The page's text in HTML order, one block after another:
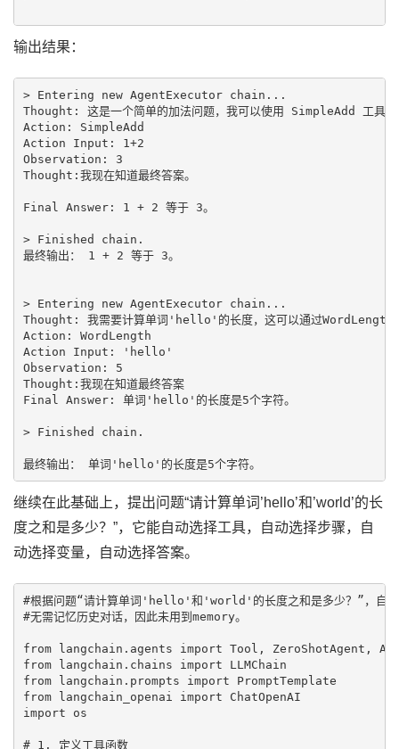
输出结果：
> Entering new AgentExecutor chain...
Thought: 这是一个简单的加法问题，我可以使用 SimpleAdd 工具来
Action: SimpleAdd
Action Input: 1+2
Observation: 3
Thought:我现在知道最终答案。
Final Answer: 1 + 2 等于 3。
> Finished chain.
最终输出： 1 + 2 等于 3。
> Entering new AgentExecutor chain...
Thought: 我需要计算单词'hello'的长度，这可以通过WordLength
Action: WordLength
Action Input: 'hello'
Observation: 5
Thought:我现在知道最终答案
Final Answer: 单词'hello'的长度是5个字符。
> Finished chain.
继续在此基础上，提出问题“请计算单词’hello’和’world’的长
度之和是多少？”，它能自动选择工具，自动选择步骤，自
动选择变量，自动选择答案。
#根据问题“请计算单词'hello'和'world'的长度之和是多少？”，自动
#无需记忆历史对话，因此未用到memory。
from langchain.agents import Tool, ZeroShotAgent,
from langchain.chains import LLMChain
from langchain.prompts import PromptTemplate
from langchain_openai import ChatOpenAI
import os
# 1. 定义工具函数